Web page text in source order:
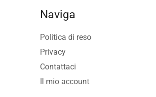
Naviga
Politica di reso
Privacy
Contattaci
Il mio account